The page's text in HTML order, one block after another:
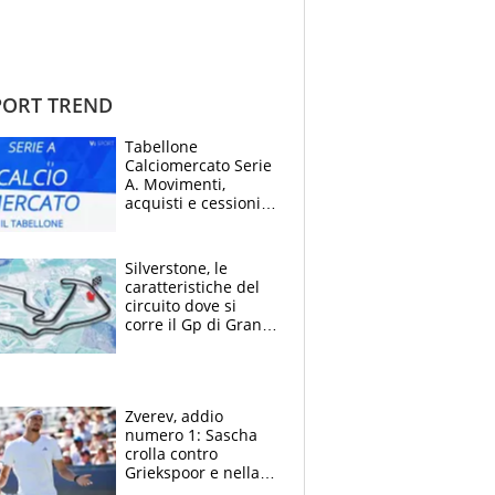
TREND
Tabellone
Calciomercato Serie
A. Movimenti,
acquisti e cessioni:
Silverstone, le
caratteristiche del
circuito dove si
corre il Gp di Gran
Zverev, addio
numero 1: Sascha
crolla contro
Griekspoor e nella